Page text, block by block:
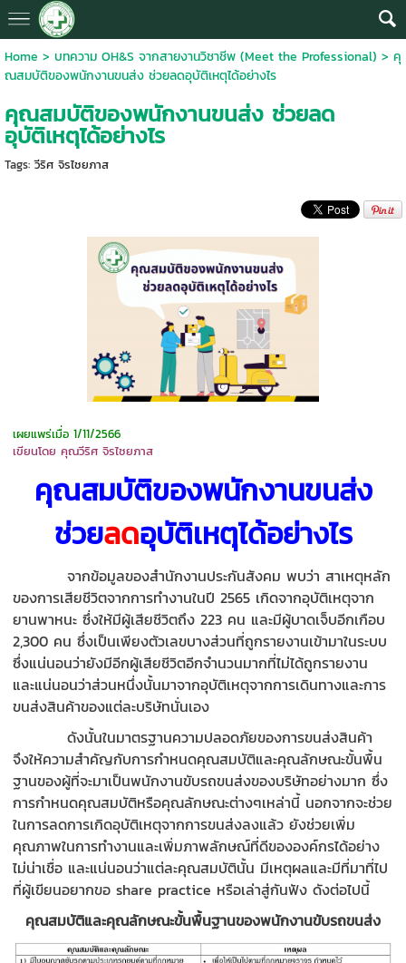
Home > บทความ OH&S จากสายงานวิชาชีพ (Meet the Professional) > คุ
ณสมบัติของพนักงานขนส่ง ช่วยลดอุบัติเหตุได้อย่างไร
คุณสมบัติของพนักงานขนส่ง ช่วยลด
อุบัติเหตุได้อย่างไร
Tags:วีริศ จิรไชยภาส
เผยแพร่เมื่อ 1/11/2566
เขียนโดย คุณวีริศ จิรไชยภาส
คุณสมบัติของพนักงานขนส่ง
ช่วยลดอุบัติเหตุได้อย่างไร
จากข้อมูลของสำนักงานประกันสังคม พบว่า สาเหตุหลัก
ของการเสียชีวิตจากการทำงานในปี 2565 เกิดจากอุบัติเหตุจาก
ยานพาหนะ ซึ่งให้มีผู้เสียชีวิตถึง 223 คน และมีผู้บาดเจ็บอีกเกือบ
2,300 คน ซึ่งเป็นเพียงตัวเลขบางส่วนที่ถูกรายงานเข้ามาในระบบ
ซึ่งแน่นอนว่ายังมีอีกผู้เสียชีวิตอีกจำนวนมากที่ไม่ได้ถูกรายงาน
และแน่นอนว่าส่วนหนึ่งนั้นมาจากอุบัติเหตุจากการเดินทางและการ
ขนส่งสินค้าของแต่ละบริษัทนั่นเอง
ดังนั้นในมาตรฐานความปลอดภัยของการขนส่งสินค้า
จึงให้ความสำคัญกับการกำหนดคุณสมบัติและคุณลักษณะขั้นพื้น
ฐานของผู้ที่จะมาเป็นพนักงานขับรถขนส่งของบริษัทอย่างมาก ซึ่ง
การกำหนดคุณสมบัติหรือคุณลักษณะต่างๆเหล่านี้ นอกจากจะช่วย
ในการลดการเกิดอุบัติเหตุจากการขนส่งลงแล้ว ยังช่วยเพิ่ม
คุณภาพในการทำงานและเพิ่มภาพลักษณ์ที่ดีขององค์กรได้อย่าง
ไม่น่าเชื่อ และแน่นอนว่าแต่ละคุณสมบัตินั้น มีเหตุผลและมีที่มาที่ไป
ที่ผู้เขียนอยากขอ share practice หรือเล่าสู่กันฟัง ดังต่อไปนี้
คุณสมบัติและคุณลักษณะขั้นพื้นฐานของพนักงานขับรถขนส่ง